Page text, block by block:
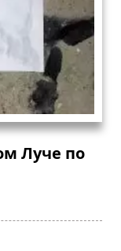
Луче по